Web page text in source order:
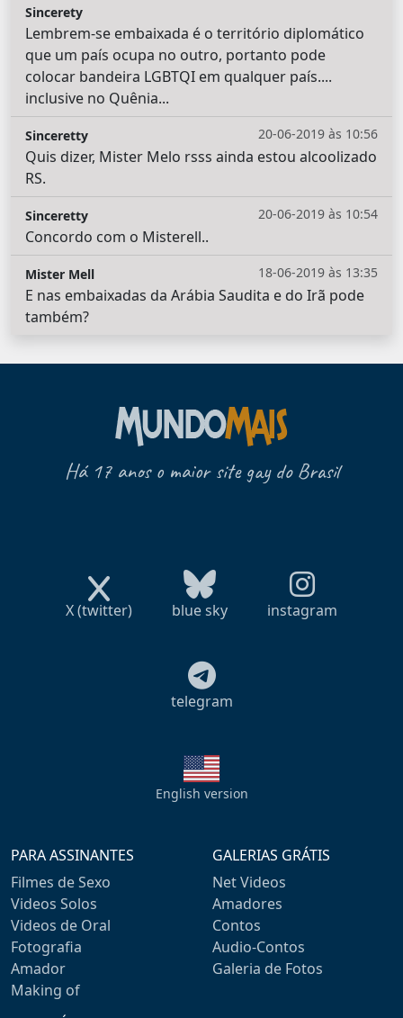
Sincerety
Lembrem-se embaixada é o território diplomático
que um país ocupa no outro, portanto pode
colocar bandeira LGBTQI em qualquer país....
inclusive no Quênia...
20-06-2019 às 10:56
Sinceretty
Quis dizer, Mister Melo rsss ainda estou alcoolizado
RS.
20-06-2019 às 10:54
Sinceretty
Concordo com o Misterell..
18-06-2019 às 13:35
Mister Mell
E nas embaixadas da Arábia Saudita e do Irã pode
também?
Há 17 anos o maior site gay do Brasil
X (twitter) blue sky instagram
telegram
English version
PARA ASSINANTES
Filmes de Sexo
Videos Solos
Videos de Oral
Fotografia
Amador
Making of
GALERIAS GRÁTIS
Net Videos
Amadores
Contos
Audio-Contos
Galeria de Fotos